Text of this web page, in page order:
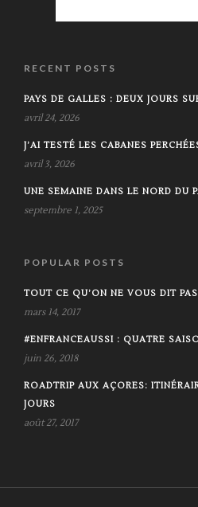
RECENT POSTS
PAYS DE GALLES : DEUX JOURS
avril 24, 2026
J’AI TESTÉ LES CABANES
avril 3, 2026
UNE SEMAINE DANS LE NORD DU
septembre 1, 2025
POPULAR POSTS
TOUT CE QU’ON NE VOUS DIT
mars 14, 2017
#ENFRANCEAUSSI : QUATRE
juin 26, 2018
ROADTRIP AUX AÇORES:
JOURS
août 27, 2017